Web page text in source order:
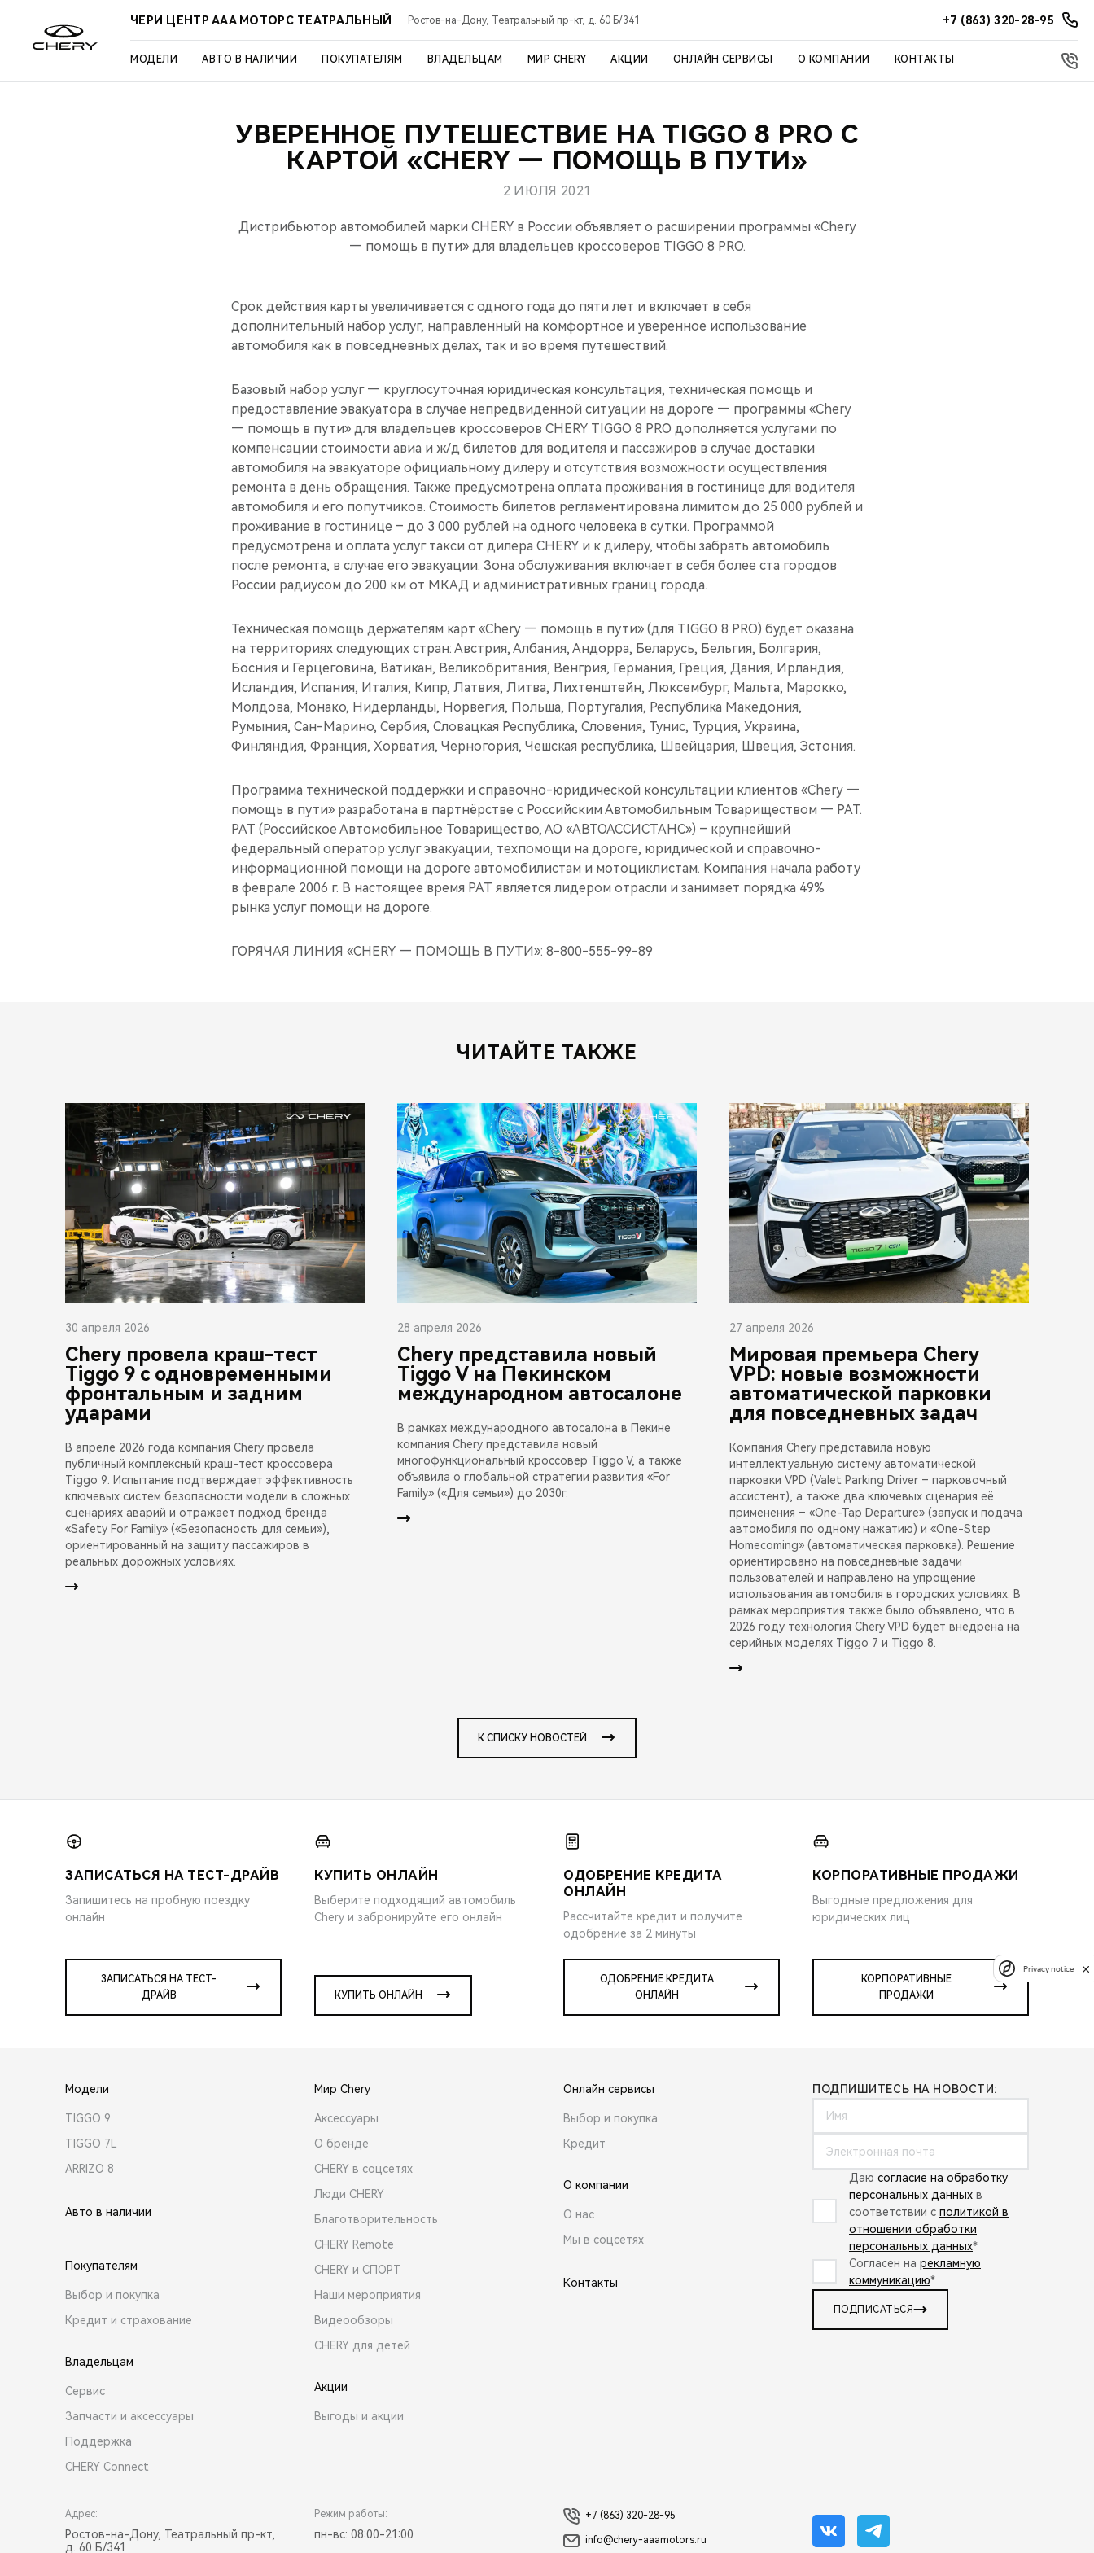
ЧЕРИ ЦЕНТР ААА МОТОРС ТЕАТРАЛЬНЫЙ Ростов-на-Дону, Театральный пр-кт, д. 60 Б/341 +7 (863) 320-28-95
МОДЕЛИ АВТО В НАЛИЧИИ ПОКУПАТЕЛЯМ ВЛАДЕЛЬЦАМ МИР CHERY АКЦИИ ОНЛАЙН СЕРВИСЫ О КОМПАНИИ КОНТАКТЫ
УВЕРЕННОЕ ПУТЕШЕСТВИЕ НА TIGGO 8 PRO С
КАРТОЙ «CHERY — ПОМОЩЬ В ПУТИ»
2 ИЮЛЯ 2021
Дистрибьютор автомобилей марки CHERY в России объявляет о расширении программы «Chery
— помощь в пути» для владельцев кроссоверов TIGGO 8 PRO.
Срок действия карты увеличивается с одного года до пяти лет и включает в себя
дополнительный набор услуг, направленный на комфортное и уверенное использование
автомобиля как в повседневных делах, так и во время путешествий.
Базовый набор услуг — круглосуточная юридическая консультация, техническая помощь и
предоставление эвакуатора в случае непредвиденной ситуации на дороге — программы «Chery
— помощь в пути» для владельцев кроссоверов CHERY TIGGO 8 PRO дополняется услугами по
компенсации стоимости авиа и ж/д билетов для водителя и пассажиров в случае доставки
автомобиля на эвакуаторе официальному дилеру и отсутствия возможности осуществления
ремонта в день обращения. Также предусмотрена оплата проживания в гостинице для водителя
автомобиля и его попутчиков. Стоимость билетов регламентирована лимитом до 25 000 рублей и
проживание в гостинице – до 3 000 рублей на одного человека в сутки. Программой
предусмотрена и оплата услуг такси от дилера CHERY и к дилеру, чтобы забрать автомобиль
после ремонта, в случае его эвакуации. Зона обслуживания включает в себя более ста городов
России радиусом до 200 км от МКАД и административных границ города.
Техническая помощь держателям карт «Chery — помощь в пути» (для TIGGO 8 PRO) будет оказана
на территориях следующих стран: Австрия, Албания, Андорра, Беларусь, Бельгия, Болгария,
Босния и Герцеговина, Ватикан, Великобритания, Венгрия, Германия, Греция, Дания, Ирландия,
Исландия, Испания, Италия, Кипр, Латвия, Литва, Лихтенштейн, Люксембург, Мальта, Марокко,
Молдова, Монако, Нидерланды, Норвегия, Польша, Португалия, Республика Македония,
Румыния, Сан-Марино, Сербия, Словацкая Республика, Словения, Тунис, Турция, Украина,
Финляндия, Франция, Хорватия, Черногория, Чешская республика, Швейцария, Швеция, Эстония.
Программа технической поддержки и справочно-юридической консультации клиентов «Chery —
помощь в пути» разработана в партнёрстве с Российским Автомобильным Товариществом — РАТ.
РАТ (Российское Автомобильное Товарищество, АО «АВТОАССИСТАНС») – крупнейший
федеральный оператор услуг эвакуации, техпомощи на дороге, юридической и справочно-
информационной помощи на дороге автомобилистам и мотоциклистам. Компания начала работу
в феврале 2006 г. В настоящее время РАТ является лидером отрасли и занимает порядка 49%
рынка услуг помощи на дороге.
ГОРЯЧАЯ ЛИНИЯ «CHERY — ПОМОЩЬ В ПУТИ»: 8-800-555-99-89
ЧИТАЙТЕ ТАКЖЕ
30 апреля 2026
Chery провела краш-тест
Tiggo 9 с одновременными
фронтальным и задним
ударами
В апреле 2026 года компания Chery провела
публичный комплексный краш-тест кроссовера
Tiggo 9. Испытание подтверждает эффективность
ключевых систем безопасности модели в сложных
сценариях аварий и отражает подход бренда
«Safety For Family» («Безопасность для семьи»),
ориентированный на защиту пассажиров в
реальных дорожных условиях.
28 апреля 2026
Chery представила новый
Tiggo V на Пекинском
международном автосалоне
В рамках международного автосалона в Пекине
компания Chery представила новый
многофункциональный кроссовер Tiggo V, а также
объявила о глобальной стратегии развития «For
Family» («Для семьи») до 2030г.
27 апреля 2026
Мировая премьера Chery
VPD: новые возможности
автоматической парковки
для повседневных задач
Компания Chery представила новую
интеллектуальную систему автоматической
парковки VPD (Valet Parking Driver – парковочный
ассистент), а также два ключевых сценария её
применения – «One-Tap Departure» (запуск и подача
автомобиля по одному нажатию) и «One-Step
Homecoming» (автоматическая парковка). Решение
ориентировано на повседневные задачи
пользователей и направлено на упрощение
использования автомобиля в городских условиях. В
рамках мероприятия также было объявлено, что в
2026 году технология Chery VPD будет внедрена на
серийных моделях Tiggo 7 и Tiggo 8.
К СПИСКУ НОВОСТЕЙ
ЗАПИСАТЬСЯ НА ТЕСТ-ДРАЙВ
Запишитесь на пробную поездку
онлайн
ЗАПИСАТЬСЯ НА ТЕСТ-
ДРАЙВ
КУПИТЬ ОНЛАЙН
Выберите подходящий автомобиль
Chery и забронируйте его онлайн
КУПИТЬ ОНЛАЙН
ОДОБРЕНИЕ КРЕДИТА
ОНЛАЙН
Рассчитайте кредит и получите
одобрение за 2 минуты
ОДОБРЕНИЕ КРЕДИТА
ОНЛАЙН
КОРПОРАТИВНЫЕ ПРОДАЖИ
Выгодные предложения для
юридических лиц
КОРПОРАТИВНЫЕ
ПРОДАЖИ
Модели
TIGGO 9
TIGGO 7L
ARRIZO 8
Авто в наличии
Покупателям
Выбор и покупка
Кредит и страхование
Владельцам
Сервис
Запчасти и аксессуары
Поддержка
CHERY Connect
Мир Chery
Аксессуары
О бренде
CHERY в соцсетях
Люди CHERY
Благотворительность
CHERY Remote
CHERY и СПОРТ
Наши мероприятия
Видеообзоры
CHERY для детей
Акции
Выгоды и акции
Онлайн сервисы
Выбор и покупка
Кредит
О компании
О нас
Мы в соцсетях
Контакты
ПОДПИШИТЕСЬ НА НОВОСТИ:
Даю согласие на обработку
персональных данных в
соответствии с политикой в
отношении обработки
персональных данных*
Согласен на рекламную
коммуникацию*
ПОДПИСАТЬСЯ
Адрес:
Ростов-на-Дону, Театральный пр-кт,
д. 60 Б/341
Режим работы:
пн-вс: 08:00-21:00
+7 (863) 320-28-95
info@chery-aaamotors.ru
Privacy notice